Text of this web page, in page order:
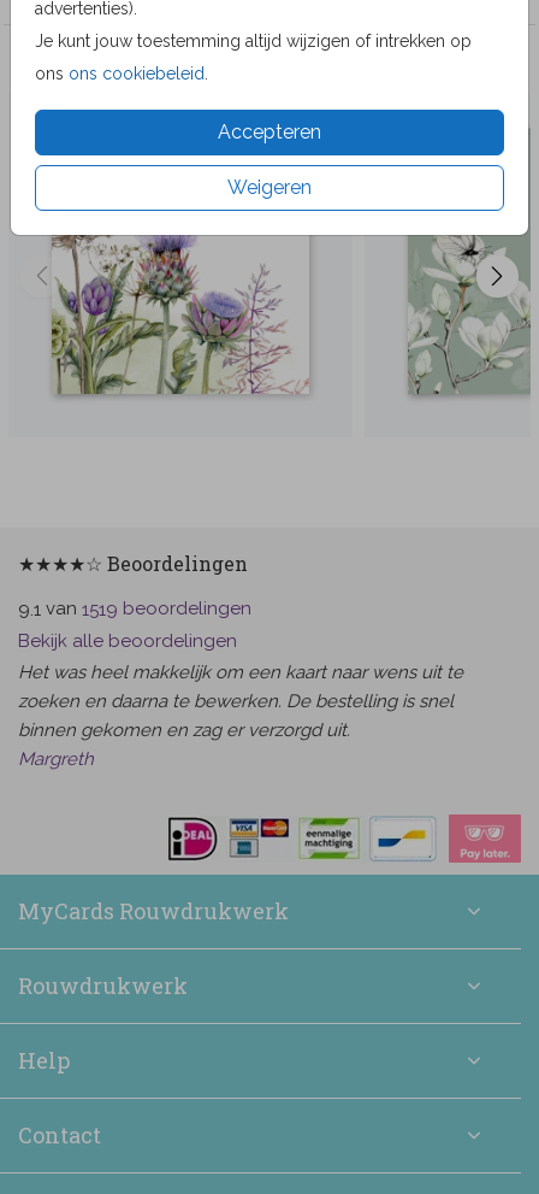
advertenties).
Je kunt jouw toestemming altijd wijzigen of intrekken op
ons ons cookiebeleid
Accepteren
Weigeren
Veel gekozen producten
★★★★☆ Beoordelingen
9.1 van 1519 beoordelingen
Bekijk alle beoordelingen
Het was heel makkelijk om een kaart naar wens uit te
zoeken en daarna te bewerken. De bestelling is snel
binnen gekomen en zag er verzorgd uit.
Margreth
MyCards Rouwdrukwerk
Rouwdrukwerk
Help
Contact